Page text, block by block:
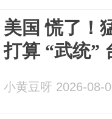
美国 慌了！
打算 “武统”
小黄豆呀 2026-08-